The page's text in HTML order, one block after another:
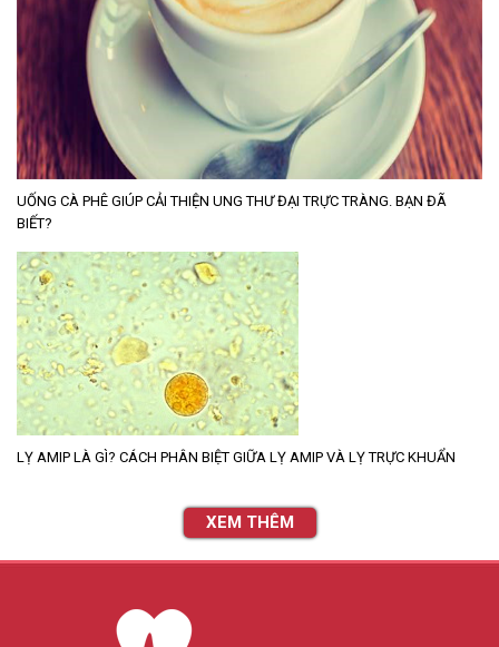
UỐNG CÀ PHÊ GIÚP CẢI THIỆN UNG THƯ ĐẠI TRỰC TRÀNG. BẠN ĐÃ
BIẾT?
LỴ AMIP LÀ GÌ? CÁCH PHÂN BIỆT GIỮA LỴ AMIP VÀ LỴ TRỰC KHUẨN
XEM THÊM